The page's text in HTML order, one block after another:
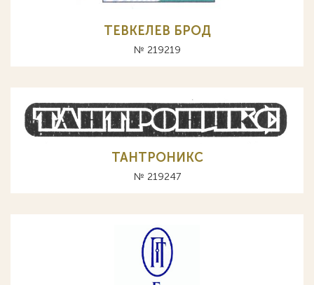
ТЕВКЕЛЕВ БРОД
№ 219219
ТАНТРОНИКС
№ 219247